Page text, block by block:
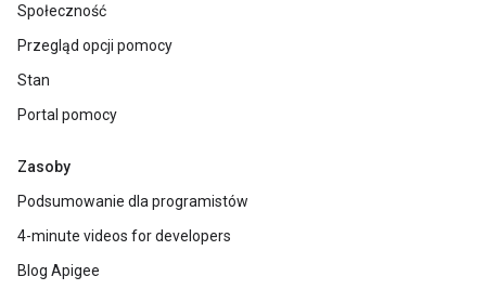
Społeczność
Przegląd opcji pomocy
Stan
Portal pomocy
Zasoby
Podsumowanie dla programistów
4-minute videos for developers
Blog Apigee